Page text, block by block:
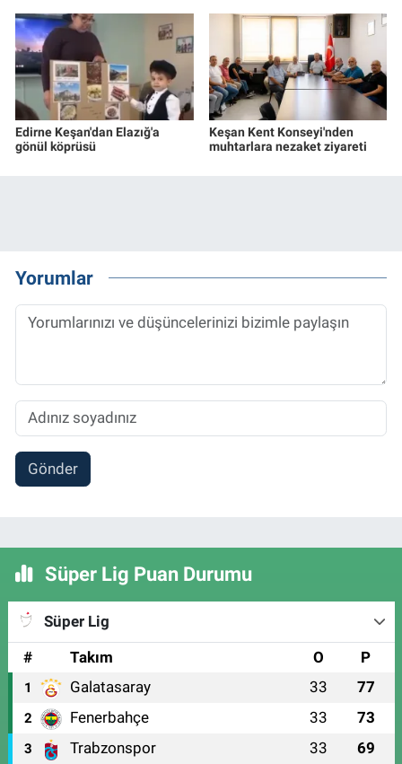
Edirne Keşan'dan Elazığ'a
gönül köprüsü
Keşan Kent Konseyi'nden
muhtarlara nezaket ziyareti
Yorumlar
Gönder
Süper Lig Puan Durumu
Süper Lig
#
Takım O P
1 Galatasaray 33 77
2 Fenerbahçe 33 73
3 Trabzonspor 33 69